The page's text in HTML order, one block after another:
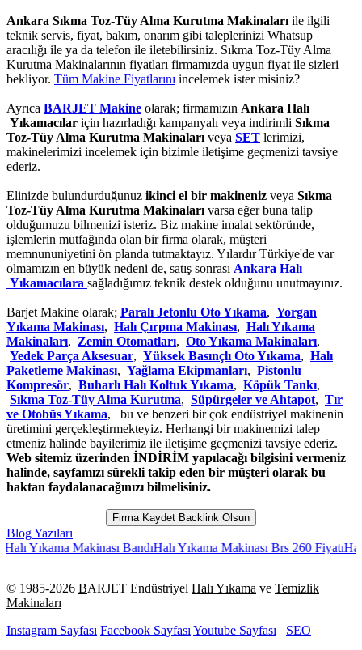
Ankara Sıkma Toz-Tüy Alma Kurutma Makinalarıile ilgili
teknik servis, fiyat, bakım, onarım gibi taleplerinizi Whatsup
aracılığı ile ya da telefon ile iletebilirsiniz. Sıkma Toz-Tüy Alma
Kurutma Makinalarının fiyatları firmamızda uygun fiyat ile sizleri
bekliyor. Tüm Makine Fiyatlarını incelemek ister misiniz?
Ayrıca BARJET Makine olarak; firmamızın Ankara Halı
Yıkamacılar için hazırladığı kampanyalı veya indirimli Sıkma
Toz-Tüy Alma Kurutma Makinalarıveya SET lerimizi,
makinelerimizi incelemek için bizimle iletişime geçmenizi tavsiye
ederiz.
Elinizde bulundurduğunuz ikinci el bir makineniz veya Sıkma
Toz-Tüy Alma Kurutma Makinalarıvarsa eğer buna talip
olduğumuzu bilmenizi isteriz. Biz makine imalat sektöründe,
işlemlerin mutfağında olan bir firma olarak, müşteri
memnununiyetini ön planda tutmaktayız. Yılardır Türkiye'de var
olmamızın en büyük nedeni de, satış sonrası Ankara Halı
Yıkamacılara sağladığımız teknik destek olduğunu unutmayınız.
Barjet Makine olarak; Paralı Jetonlu Oto Yıkama, Yorgan
Yıkama Makinası, Halı Çırpma Makinası, Halı Yıkama
Makinaları, Zemin Otomatları, Oto Yıkama Makinaları,
Yedek Parça Aksesuar, Yüksek Basınçlı Oto Yıkama, Halı
Paketleme Makinası, Yağlama Ekipmanları, Pistonlu
Kompresör, Buharlı Halı Koltuk Yıkama, Köpük Tankı,
Sıkma Toz-Tüy Alma Kurutma, Süpürgeler ve Ahtapot, Tır
ve Otobüs Yıkama, bu ve benzeri bir çok endüstriyel makinenin
üretimini gerçekleştirmekteyiz. Herhangi bir makinemizi talep
etmeniz halinde bayilerimiz ile iletişime geçmenizi tavsiye ederiz.
Web sitemiz üzerinden İNDİRİM yapılacağı bilgisini vermeniz
halinde, sayfamızı sürekli takip eden bir müşteri olarak bu
haktan faydalanacağınızı bilmelisiniz.
Firma Kaydet Backlink Olsun
Blog Yazıları
Makinası BandıHalı Yıkama Makinası Brs 260 FiyatıHalı
© 1985-2026 BARJET Endüstriyel Halı Yıkama ve Temizlik
Makinaları
Instagram Sayfası Facebook SayfasıYoutube Sayfası SEO